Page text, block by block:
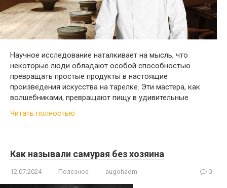
Научное исследование наталкивает на мысль, что
некоторые люди обладают особой способностью
превращать простые продукты в настоящие
произведения искусства на тарелке. Эти мастера, как
волшебниками, превращают пищу в удивительные
Читать полностью
Как называли самурая без хозяина
12.07.2024 Полезное augohadm 0